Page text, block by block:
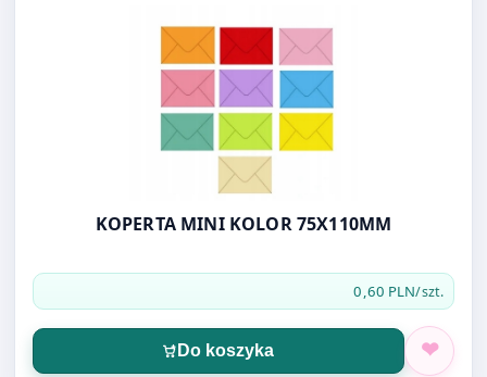
KOPERTA MINI KOLOR 75X110MM
0,60 PLN
Do koszyka
Otwórz produkt: INDYWIDUALNA KARTA PRACY OS-225
Druki (19)